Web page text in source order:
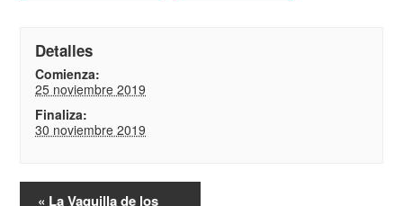
Detalles
Comienza:
25 noviembre 2019
Finaliza:
30 noviembre 2019
« La Vaquilla de los